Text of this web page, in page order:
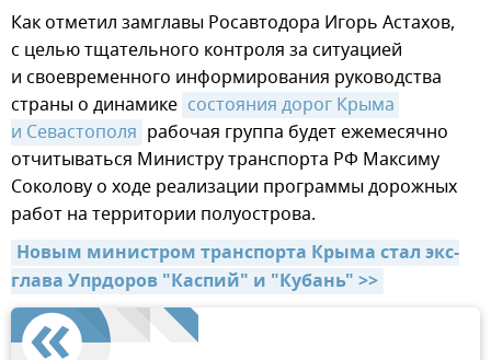
Как отметил замглавы Росавтодора Игорь Астахов,
с целью тщательного контроля за ситуацией
и своевременного информирования руководства
страны о динамике состояния дорог Крыма
и Севастополя рабочая группа будет ежемесячно
отчитываться Министру транспорта РФ Максиму
Соколову о ходе реализации программы дорожных
работ на территории полуострова.
Новым министром транспорта Крыма стал экс-
глава Упрдоров "Каспий" и "Кубань" >>